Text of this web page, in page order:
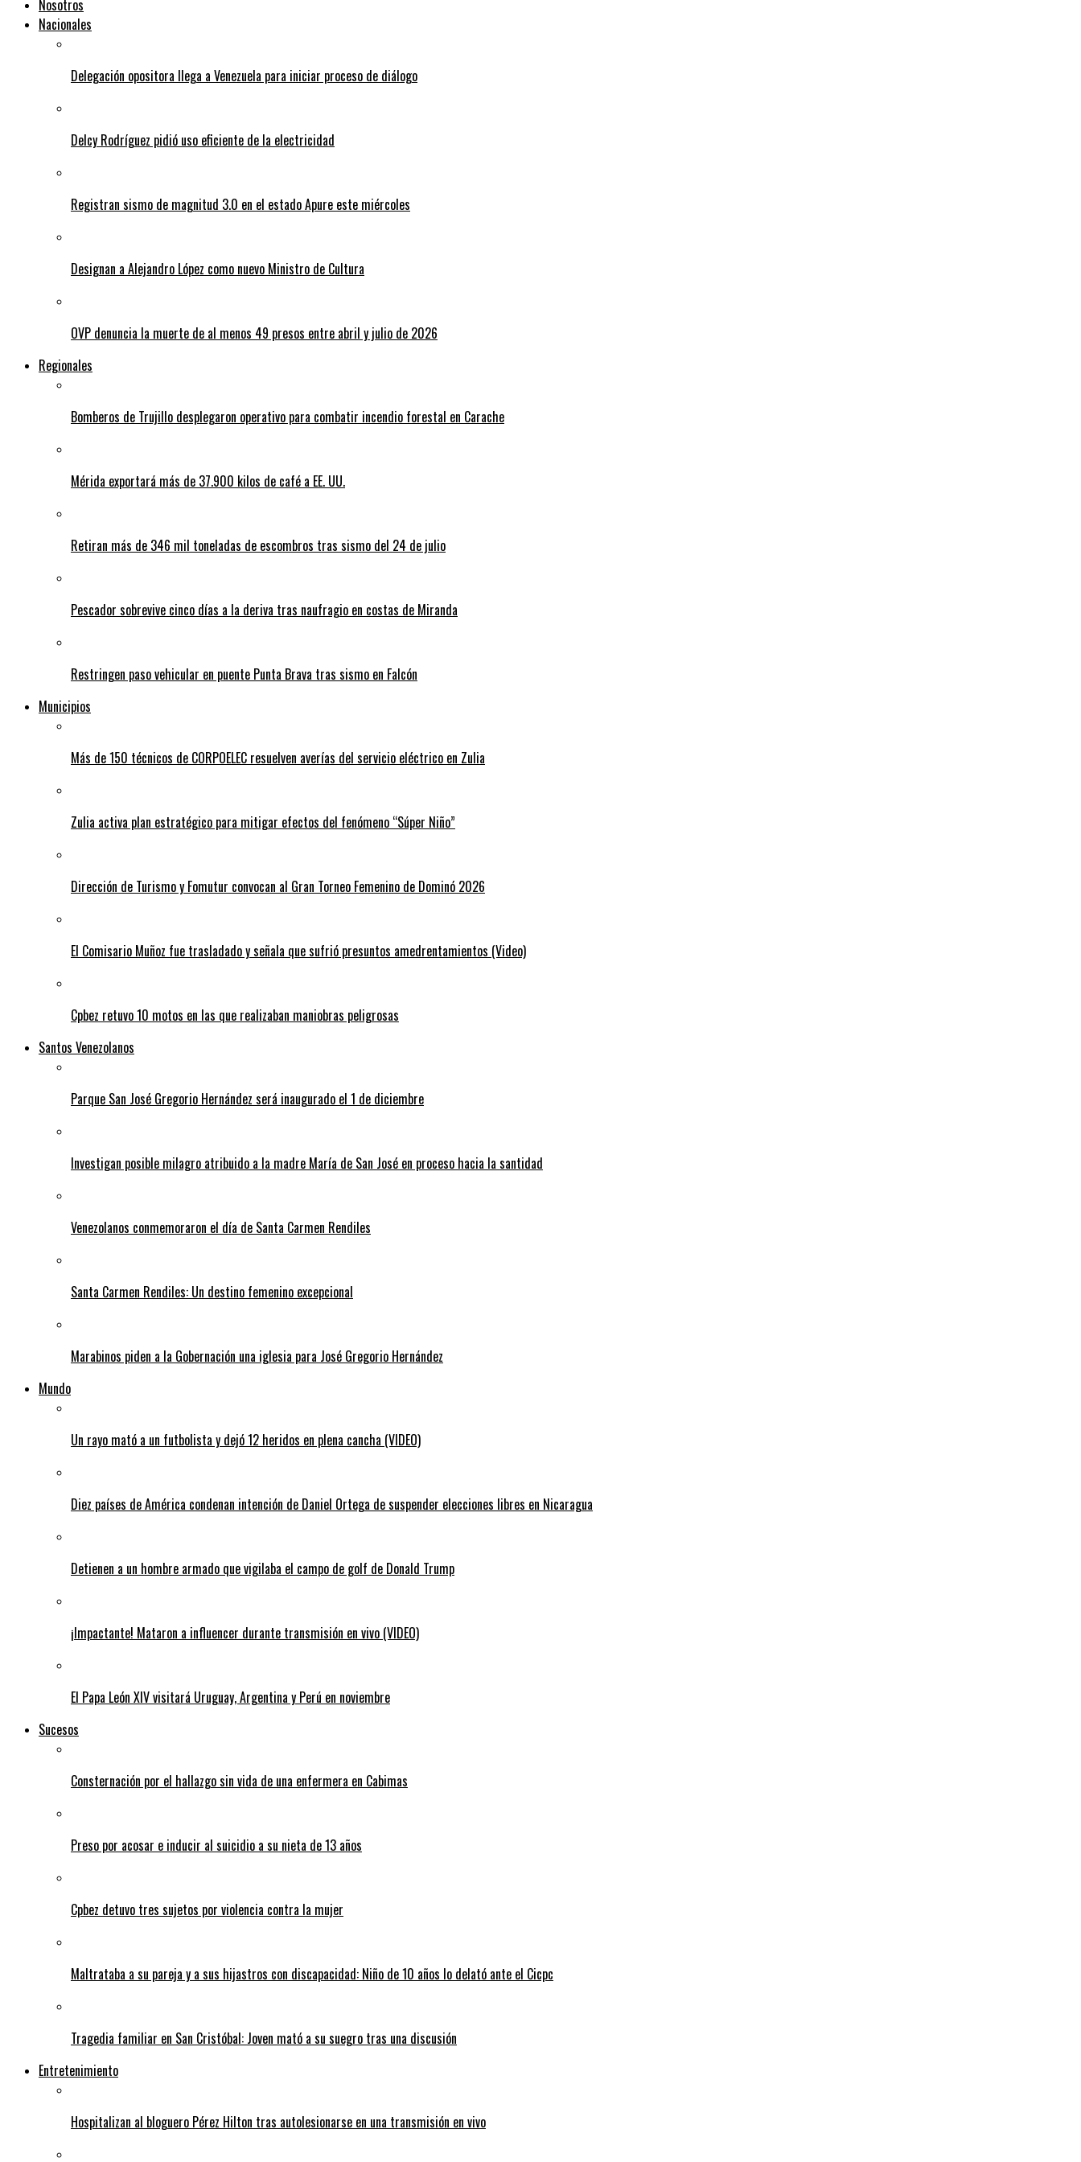
Nosotros
Nacionales
Delegación opositora llega a Venezuela para iniciar proceso de diálogo
Delcy Rodríguez pidió uso eficiente de la electricidad
Registran sismo de magnitud 3.0 en el estado Apure este miércoles
Designan a Alejandro López como nuevo Ministro de Cultura
OVP denuncia la muerte de al menos 49 presos entre abril y julio de 2026
Regionales
Bomberos de Trujillo desplegaron operativo para combatir incendio forestal en Carache
Mérida exportará más de 37.900 kilos de café a EE. UU.
Retiran más de 346 mil toneladas de escombros tras sismo del 24 de julio
Pescador sobrevive cinco días a la deriva tras naufragio en costas de Miranda
Restringen paso vehicular en puente Punta Brava tras sismo en Falcón
Municipios
Más de 150 técnicos de CORPOELEC resuelven averías del servicio eléctrico en Zulia
Zulia activa plan estratégico para mitigar efectos del fenómeno “Súper Niño”
Dirección de Turismo y Fomutur convocan al Gran Torneo Femenino de Dominó 2026
El Comisario Muñoz fue trasladado y señala que sufrió presuntos amedrentamientos (Video)
Cpbez retuvo 10 motos en las que realizaban maniobras peligrosas
Santos Venezolanos
Parque San José Gregorio Hernández será inaugurado el 1 de diciembre
Investigan posible milagro atribuido a la madre María de San José en proceso hacia la santidad
Venezolanos conmemoraron el día de Santa Carmen Rendiles
Santa Carmen Rendiles: Un destino femenino excepcional
Marabinos piden a la Gobernación una iglesia para José Gregorio Hernández
Mundo
Un rayo mató a un futbolista y dejó 12 heridos en plena cancha (VIDEO)
Diez países de América condenan intención de Daniel Ortega de suspender elecciones libres en Nicaragua
Detienen a un hombre armado que vigilaba el campo de golf de Donald Trump
¡Impactante! Mataron a influencer durante transmisión en vivo (VIDEO)
El Papa León XIV visitará Uruguay, Argentina y Perú en noviembre
Sucesos
Consternación por el hallazgo sin vida de una enfermera en Cabimas
Preso por acosar e inducir al suicidio a su nieta de 13 años
Cpbez detuvo tres sujetos por violencia contra la mujer
Maltrataba a su pareja y a sus hijastros con discapacidad: Niño de 10 años lo delató ante el Cicpc
Tragedia familiar en San Cristóbal: Joven mató a su suegro tras una discusión
Entretenimiento
Hospitalizan al bloguero Pérez Hilton tras autolesionarse en una transmisión en vivo